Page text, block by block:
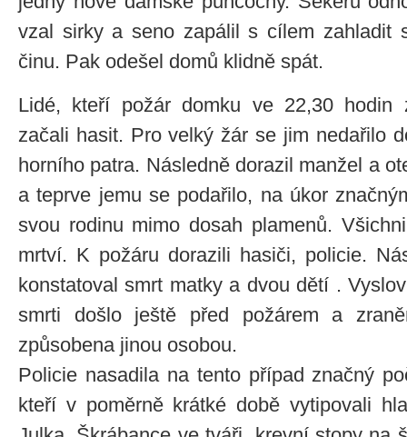
vzal sirky a seno zapálil s cílem zahladit
činu. Pak odešel domů klidně spát.
Lidé, kteří požár domku ve 22,30 hodin
začali hasit. Pro velký žár se jim nedařilo
horního patra. Následně dorazil manžel a
a teprve jemu se podařilo, na úkor
svou rodinu mimo dosah plamenů.
mrtví. K požáru dorazili hasiči, policie.
konstatoval smrt matky a dvou dětí .
smrti došlo ještě před požárem a
způsobena jinou osobou.
Policie nasadila na tento případ značný
kteří v poměrně krátké době vytipovali